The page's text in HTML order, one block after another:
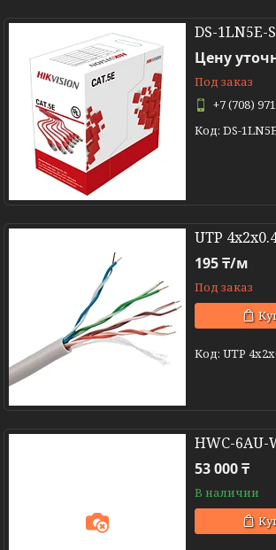
DS-1LN5E-
Цену
Под заказ
+7 (708)
DS-
UTP
195 ₸/м
Под заказ
UTP
HWC-6AU-
53 000 ₸
В наличии